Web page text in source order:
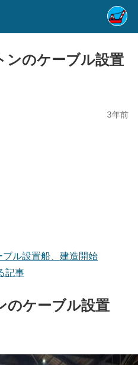
のケーブル設置
3年前
ブル設置船、建造開始
記事
のケーブル設置